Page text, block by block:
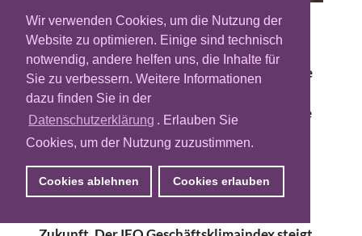
Wir verwenden Cookies, um die Nutzung der
Website zu optimieren. Einige sind technisch
notwendig, andere helfen uns, die Inhalte für
Sie zu verbessern. Weitere Informationen
dazu finden Sie in der
Datenschutzerklärung . Erlauben Sie
Cookies, um der Nutzung zuzustimmen.
Cookies ablehnen Cookies erlauben
Das Jahr 2022 brachte selten zuvor
dagewesene Herausforderungen für
Onlinehändler und Marketer. Eine steigende
Inflationsrate hatte Auswirkungen auf die
Kaufkraft und -bereitschaft der Kunden. Die
Rezession fiel jedoch schwächer aus als
befürchtet. Auch wenn die Zeiten weiterhin
große Herausforderungen beinhalten und
nicht krisenfrei bleiben, blinzelt die